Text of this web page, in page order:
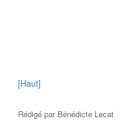
[Haut]
Rédigé par Bénédicte Lecat